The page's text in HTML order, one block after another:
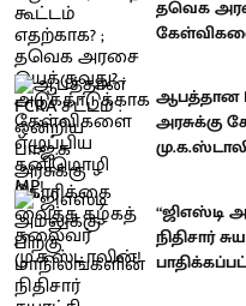
தவெக
ஆபத்தான
“ஜிஎஸ்டி
நிதிசார்